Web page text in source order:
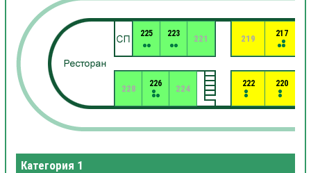
217
219
220
221
222
223
224
225
226
228
Категория 1